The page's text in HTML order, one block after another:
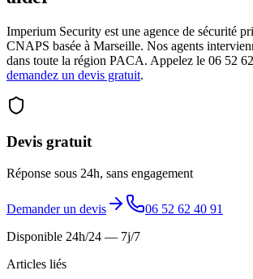
Imperium Security est une agence de sécurité
CNAPS basée à Marseille. Nos agents
dans toute la région PACA. Appelez le 06 52
demandez un devis gratuit.
Devis gratuit
Réponse sous 24h, sans engagement
Demander un devis
06 52 62 40 91
Disponible 24h/24 — 7j/7
Articles liés